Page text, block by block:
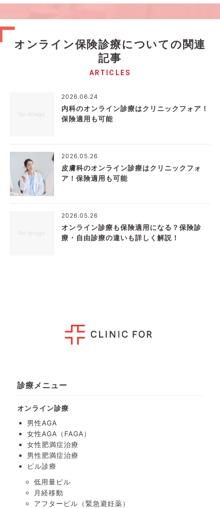
オンライン保険診療についての関連
記事
ARTICLES
2026.06.24
内科のオンライン診療はクリニックフォア！
保険適用も可能
2026.05.26
皮膚科のオンライン診療はクリニックフォ
ア！保険適用も可能
2026.05.26
オンライン診療も保険適用になる？保険診
療・自由診療の違いも詳しく解説！
診療メニュー
オンライン診療
男性AGA
女性AGA（FAGA）
女性肥満症治療
男性肥満症治療
ピル診療
低用量ピル
月経移動
アフターピル （緊急避妊薬）